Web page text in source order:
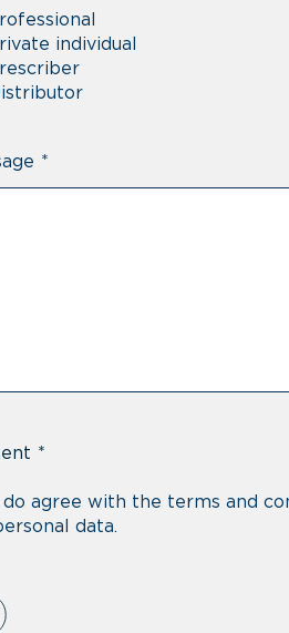
individual
*
*
I do agree with the terms and
data.